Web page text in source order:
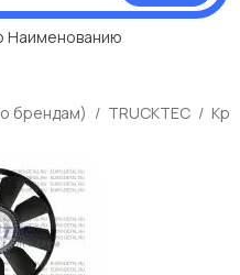
Наименованию
брендам) TRUCKTEC